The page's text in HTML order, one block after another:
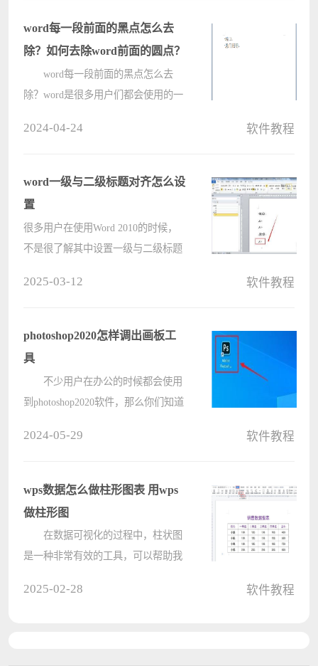
captura设置中文的教程分享给大家，
一起来????
word每一段前面的黑点怎么去
除？如何去除word前面的圆点？
word每一段前面的黑点怎么去
除？word是很多用户们都会使用的一
本站来为用户们来仔细的介绍一下如
何去????
2024-04-24 软件教程
word一级与二级标题对齐怎么设
置
很多用户在使用Word 2010的时候，
不是很了解其中设置一级与二级标题
先打开Word 2010软件，本章节为大
家讲解????
2025-03-12 软件教程
photoshop2020怎样调出画板工
具
不少用户在办公的时候都会使用
到photoshop2020软件，那么你们知道
法，让我们一同来下文看看吧。
????
2024-05-29 软件教程
wps数据怎么做柱形图表 用wps
做柱形图
在数据可视化的过程中，柱状图
是一种非常有效的工具，可以帮助我
2025-02-28 软件教程